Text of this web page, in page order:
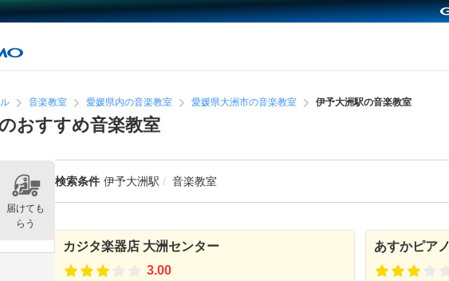
音楽教室 愛媛県内の音楽教室 愛媛県大洲市の音楽教室 伊予大洲駅の音楽教室
おすすめ音楽教室
検索条件 伊予大洲駅 音楽教室
カジタ楽器店 大洲センター
3.00
あすかピア
届けても
らう